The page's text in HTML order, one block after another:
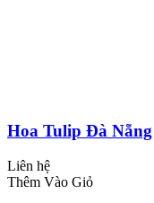
Hoa Tulip Đà Nẵng
Liên hệ
Thêm Vào Giỏ